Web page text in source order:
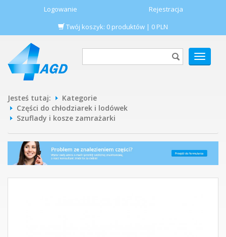
Logowanie
Rejestracja
Twój koszyk: 0 produktów | 0 PLN
POKAŻ
MENU
Jesteś tutaj:
Kategorie
Części do chłodziarek i lodówek
Szuflady i kosze zamrażarki